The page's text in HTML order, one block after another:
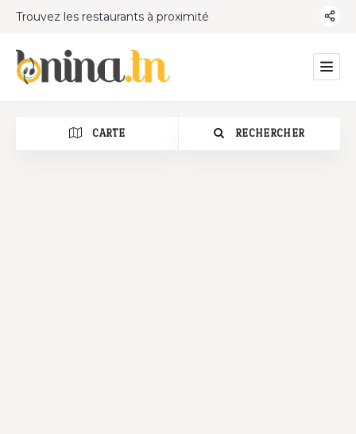
Trouvez les restaurants à proximité
CARTE RECHERCHER